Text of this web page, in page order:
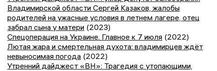
Владимирской области Сергей Казаков, жалобы
родителей на ужасные условия в летнем лагере, отец
забрал сына у матери (2023)
Спецоперация на Украине. Главное к 7 июля (2022)
Лютая жара и смертельная духота: владимирцев ждёт
невыносимая погода (2022)
Утренний дайджест «ВН»: Трагедия с утопающими,